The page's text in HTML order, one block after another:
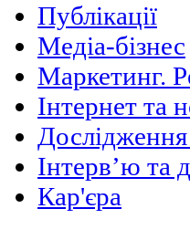
Публікації
Медіа-бізнес
Маркетинг.
Інтернет та
Дослідження
Інтерв’ю та
Кар'єра